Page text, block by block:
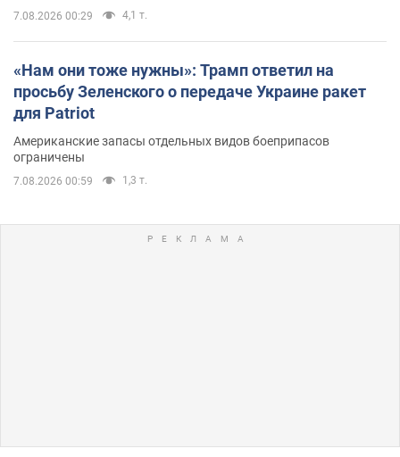
7.08.2026 00:29 4,1 т.
«Нам они тоже нужны»: Трамп ответил на
просьбу Зеленского о передаче Украине ракет
для Patriot
Американские запасы отдельных видов боеприпасов
ограничены
7.08.2026 00:59 1,3 т.